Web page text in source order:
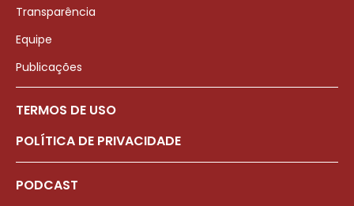
Transparência
Equipe
Publicações
TERMOS DE USO
POLÍTICA DE PRIVACIDADE
PODCAST